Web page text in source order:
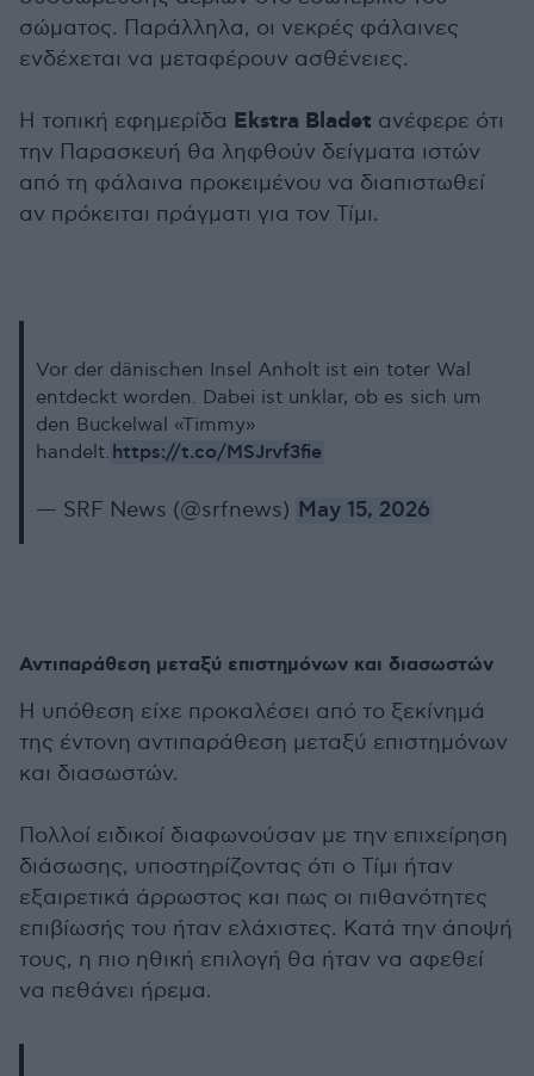
σώματος. Παράλληλα, οι νεκρές φάλαινες
ενδέχεται να μεταφέρουν ασθένειες.
Η τοπική εφημερίδα Ekstra Bladet ανέφερε ότι
την Παρασκευή θα ληφθούν δείγματα ιστών
από τη φάλαινα προκειμένου να διαπιστωθεί
αν πρόκειται πράγματι για τον Τίμι.
Vor der dänischen Insel Anholt ist ein toter Wal
entdeckt worden. Dabei ist unklar, ob es sich um
den Buckelwal «Timmy»
handelt. https://t.co/MSJrvf3fie
— SRF News (@srfnews) May 15, 2026
Αντιπαράθεση μεταξύ επιστημόνων και διασωστών
Η υπόθεση είχε προκαλέσει από το ξεκίνημά
της έντονη αντιπαράθεση μεταξύ επιστημόνων
και διασωστών.
Πολλοί ειδικοί διαφωνούσαν με την επιχείρηση
διάσωσης, υποστηρίζοντας ότι ο Τίμι ήταν
εξαιρετικά άρρωστος και πως οι πιθανότητες
επιβίωσής του ήταν ελάχιστες. Κατά την άποψή
τους, η πιο ηθική επιλογή θα ήταν να αφεθεί
να πεθάνει ήρεμα.